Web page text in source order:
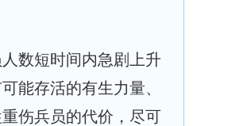
数短时间内急剧上升
能存活的有生力量、
伤兵员的代价，尽可